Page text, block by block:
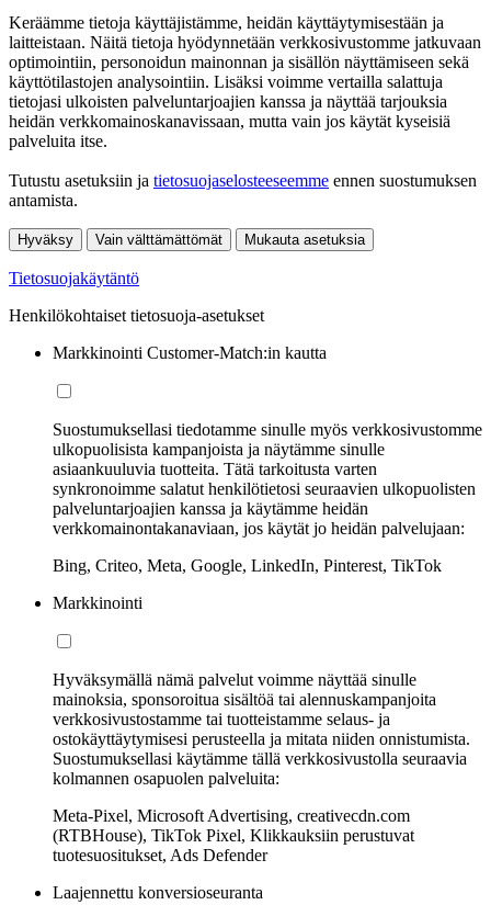
Keräämme tietoja käyttäjistämme, heidän käyttäytymisestään ja
laitteistaan. Näitä tietoja hyödynnetään verkkosivustomme jatkuvaan
optimointiin, personoidun mainonnan ja sisällön näyttämiseen sekä
käyttötilastojen analysointiin. Lisäksi voimme vertailla salattuja
tietojasi ulkoisten palveluntarjoajien kanssa ja näyttää tarjouksia
heidän verkkomainoskanavissaan, mutta vain jos käytät kyseisiä
palveluita itse.
Tutustu asetuksiin ja tietosuojaselosteeseemme ennen suostumuksen
antamista.
Hyväksy Vain välttämättömät Mukauta asetuksia
Tietosuojakäytäntö
Henkilökohtaiset tietosuoja-asetukset
Markkinointi Customer-Match:in kautta
Suostumuksellasi tiedotamme sinulle myös verkkosivustomme
ulkopuolisista kampanjoista ja näytämme sinulle
asiaankuuluvia tuotteita. Tätä tarkoitusta varten
synkronoimme salatut henkilötietosi seuraavien ulkopuolisten
palveluntarjoajien kanssa ja käytämme heidän
verkkomainontakanaviaan, jos käytät jo heidän palvelujaan:
Bing, Criteo, Meta, Google, LinkedIn, Pinterest, TikTok
Markkinointi
Hyväksymällä nämä palvelut voimme näyttää sinulle
mainoksia, sponsoroitua sisältöä tai alennuskampanjoita
verkkosivustostamme tai tuotteistamme selaus- ja
ostokäyttäytymisesi perusteella ja mitata niiden onnistumista.
Suostumuksellasi käytämme tällä verkkosivustolla seuraavia
kolmannen osapuolen palveluita:
Meta-Pixel, Microsoft Advertising, creativecdn.com
(RTBHouse), TikTok Pixel, Klikkauksiin perustuvat
tuotesuositukset, Ads Defender
Laajennettu konversioseuranta